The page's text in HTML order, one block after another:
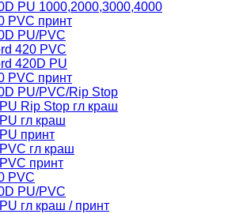
PU 1000,2000,3000,4000
PVC принт
PU/PVC
420 PVC
420D PU
PVC принт
PU/PVC/Rip Stop
Rip Stop гл краш
гл краш
принт
гл краш
принт
PVC
PU/PVC
гл краш / принт